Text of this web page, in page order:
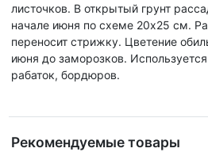
листочков. В открытый грунт
начале июня по схеме 20x25 см.
переносит стрижку. Цветение
июня до заморозков.
рабаток, бордюров.
Рекомендуемые товары